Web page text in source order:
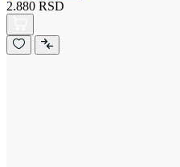
2.880 RSD